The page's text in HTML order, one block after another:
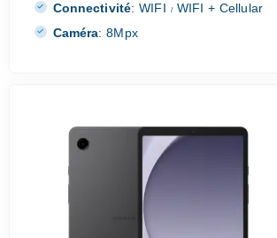
Connectivité: WIFI /WIFI + Cellular
Caméra: 8Mpx